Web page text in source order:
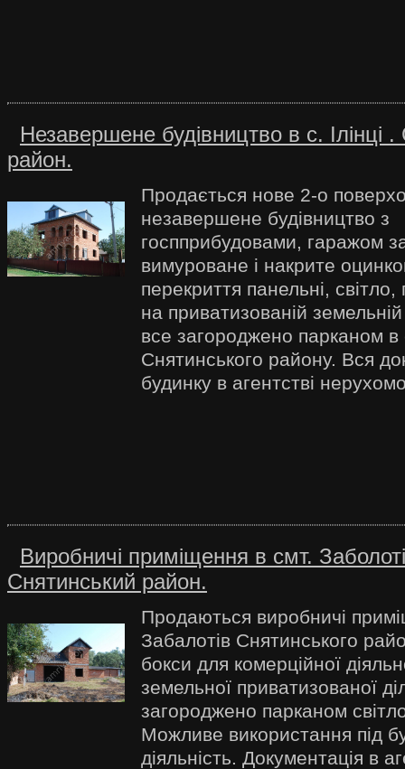
Незавершене будівництво в с. Ілінці
район.
Продається нове 2-о
незавершене будівництво з
госпприбудовами, гаражом
вимуроване і накрите
перекриття панельні, світло,
на приватизованій
все загороджено парканом в
Снятинського району. Вся
будинку в агентстві
Виробничі приміщення в смт.
Снятинський район.
Продаються виробничі
Забалотів Снятинського
бокси для комерційної
земельної приватизованої
загороджено парканом
Можливе використання під
діяльність. Документація в